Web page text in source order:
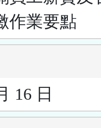
作業要點
16 日